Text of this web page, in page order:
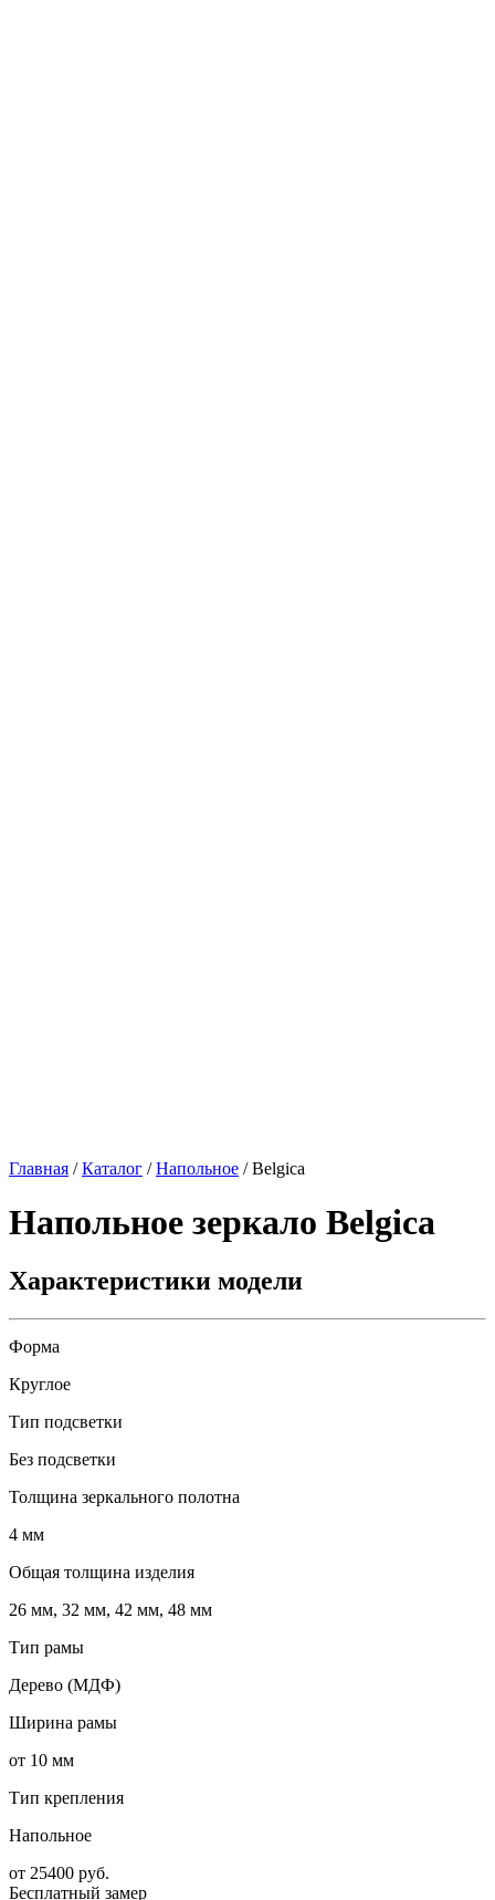
Главная /Каталог /Напольное /Belgica
Напольное зеркало Belgica
Характеристики модели
Форма
Круглое
Тип подсветки
Без подсветки
Толщина зеркального полотна
4 мм
Общая толщина изделия
26 мм, 32 мм, 42 мм, 48 мм
Тип рамы
Дерево (МДФ)
Ширина рамы
от 10 мм
Тип крепления
Напольное
от 25400 руб.
Бесплатный замер